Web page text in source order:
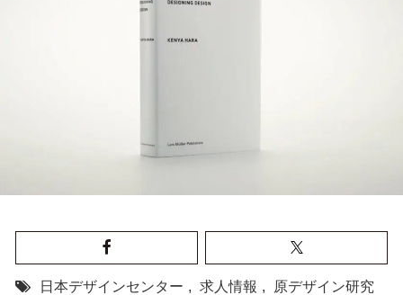
日本デザインセンター , 求人情報 ,
原デザイン研究